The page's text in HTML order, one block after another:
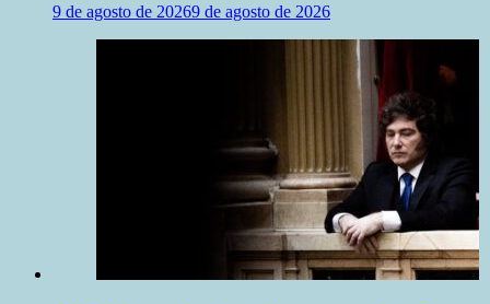
9 de agosto de 20269 de agosto de 2026